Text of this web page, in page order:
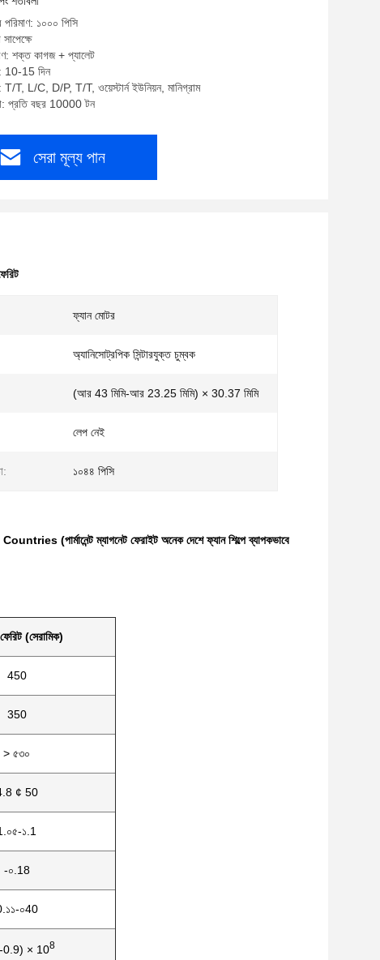
পরিমাণ: ১০০০ পিসি
শক্ত কাগজ + প্যালেট
10-15 দিন
T/T, L/C, D/P, T/T, ওয়েস্টার্ন ইউনিয়ন, মানিগ্রাম
প্রতি বছর 10000 টন
সেরা মূল্য পান
ফ্যান মোটর
অ্যানিসোট্রপিক সিন্টারযুক্ত চুম্বক
(আর 43 মিমি-আর 23.25 মিমি) × 30.37 মিমি
লেপ নেই
১০৪৪ পিসি
ম্যাগনেট ফেরাইট অনেক দেশে ফ্যান শিল্পে ব্যাপকভাবে
ফেরিট (সেরামিক)
450
350
> ৫৩০
¢ 50
১.1
-০.18
০40
0.9) × 108